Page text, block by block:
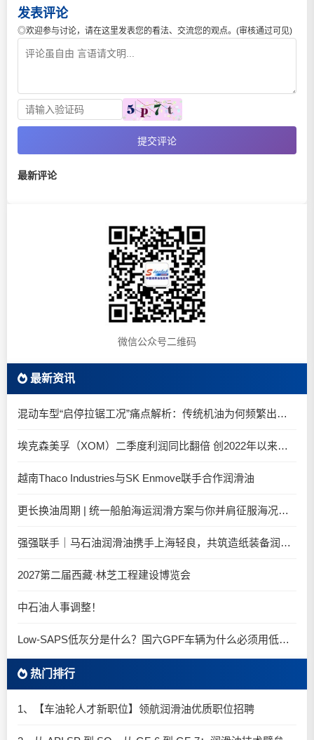
发表评论
◎欢迎参与讨论，请在这里发表您的看法、交流您的观点。(审核通过可见)
提交评论
最新评论
微信公众号二维码
最新资讯
混动车型“启停拉锯工况”痛点解析：传统机油为何频繁出现油泥堆积？
埃克森美孚（XOM）二季度利润同比翻倍 创2022年以来新高
越南Thaco Industries与SK Enmove联手合作润滑油
更长换油周期 | 统一船舶海运润滑方案与你并肩征服海况运维考验
强强联手｜马石油润滑油携手上海轻良，共筑造纸装备润滑新生态
2027第二届西藏·林芝工程建设博览会
中石油人事调整！
Low-SAPS低灰分是什么？国六GPF车辆为什么必须用低灰油
热门排行
1、【车油轮人才新职位】领航润滑油优质职位招聘